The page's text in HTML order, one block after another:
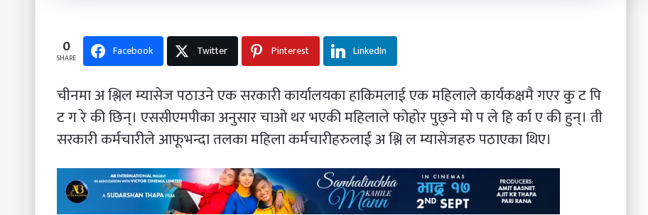
0
SHARE Facebook Twitter Pinterest LinkedIn
चीनमा अ श्लिल म्यासेज पठाउने एक सरकारी कार्यालयका हाकिमलाई एक महिलाले कार्यकक्षमै गएर कु ट पि
ट ग रे की छिन्। एससीएमपीका अनुसार चाओ थर भएकी महिलाले फोहोर पुछ्ने मो प ले हि र्का ए की हुन्। ती
सरकारी कर्मचारीले आफूभन्दा तलका महिला कर्मचारीहरुलाई अ श्लि ल म्यासेजहरु पठाएका थिए।